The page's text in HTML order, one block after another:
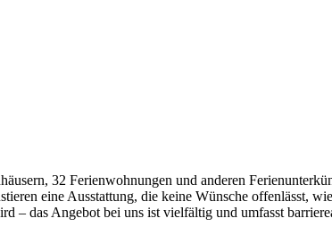
32 Ferienwohnungen und anderen
eine Ausstattung, die keine Wünsche offenlässt,
– das Angebot bei uns ist vielfältig und umfasst